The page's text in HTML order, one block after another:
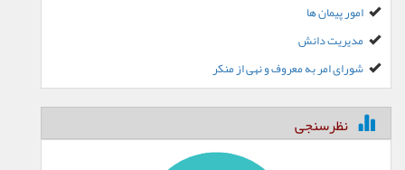
امور پیمان ها
مدیریت دانش
شورای امر به معروف و نهی از منکر
نظرسنجی